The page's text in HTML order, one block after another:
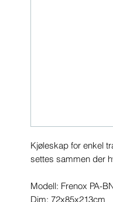
Kjøleskap for enkel
settes sammen der
Modell: Frenox PA-
Dim: 72x85x213cm